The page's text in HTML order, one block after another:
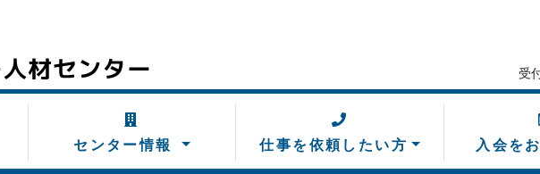
受
センター情報 仕事を依頼したい方 入会を